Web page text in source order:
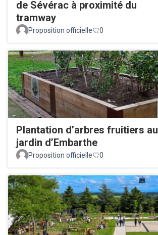
de Sévérac à proximité du
tramway
Proposition officielle 0
Plantation d’arbres fruitiers au
jardin d’Embarthe
Proposition officielle 0